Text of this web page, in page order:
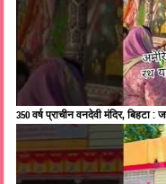
350 वर्ष प्राचीन वनदेवी मंदिर, बिहटा :